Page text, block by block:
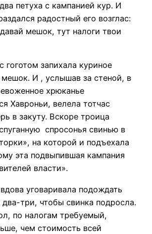
петуха с кампанией кур. И
радостный его возглас:
мешок, тут налоги твои
гоготом запихала куриное
мешок. И , услышав за стеной, в
хрюканье
Хавроньи, велела тотчас
в закуту. Вскоре троица
спросонья свинью в
на которой и подъехала
эта подвыпившая кампания
власти».
уговаривала подождать
два-три, чтобы свинка подросла.
по налогам требуемый,
чем стоимость всей